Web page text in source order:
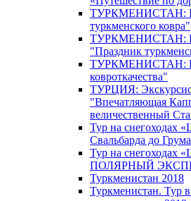
ТУРКМЕНИСТАН:
туркменского ковра"
ТУРКМЕНИСТАН:
"Праздник
ТУРКМЕНИСТАН:
ковроткачества"
ТУРЦИЯ:
"Впечатляющая
величественный
Тур на
Свальбарда до
Тур на
ПОЛЯРНЫЙ
Туркменистан 2018
Туркменистан. Тур